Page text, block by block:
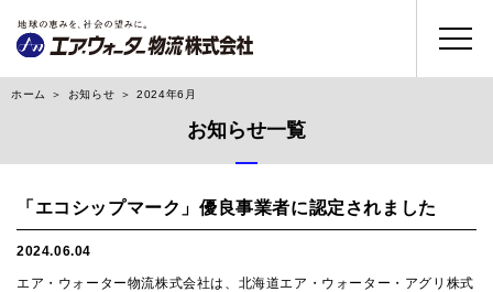
ホーム お知らせ 2024年6月
お知らせ一覧
「エコシップマーク」優良事業者に認定されました
2024.06.04
エア・ウォーター物流株式会社は、北海道エア・ウォーター・アグリ株式